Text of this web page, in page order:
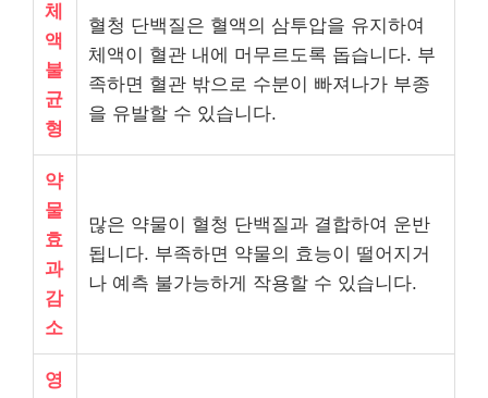
체
액
불
균
형
혈청 단백질은 혈액의 삼투압을 유지하여
체액이 혈관 내에 머무르도록 돕습니다. 부
족하면 혈관 밖으로 수분이 빠져나가 부종
을 유발할 수 있습니다.
약
물
효
과
감
소
많은 약물이 혈청 단백질과 결합하여 운반
됩니다. 부족하면 약물의 효능이 떨어지거
나 예측 불가능하게 작용할 수 있습니다.
영